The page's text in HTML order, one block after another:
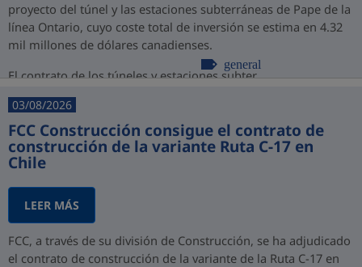
proyecto del túnel y las estaciones subterráneas de Pape de la
línea Ontario, cuyo coste total de inversión se estima en 4.32
mil millones de dólares canadienses.
El contrato de los túneles y estaciones subter...
general
03/08/2026
FCC Construcción consigue el contrato de
construcción de la variante Ruta C-17 en
Chile
LEER MÁS
FCC, a través de su división de Construcción, se ha adjudicado
el contrato de construcción de la variante de la Ruta C-17 en